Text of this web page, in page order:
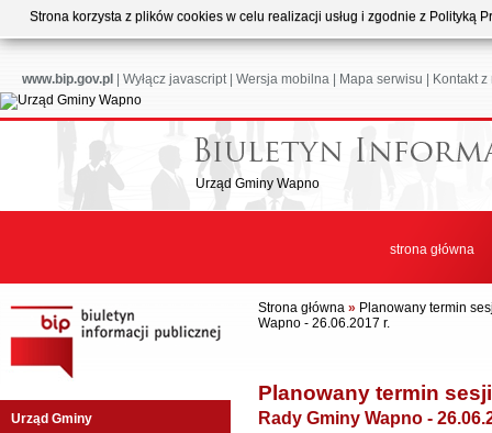
Strona korzysta z plików cookies w celu realizacji usług i zgodnie z
www.bip.gov.pl Wyłącz javascript| Wersja mobilna Mapa serwisu Kontakt
Urząd Gminy Wapno
strona główna
Urząd Gminy
Strona główna » Planowany termin
Wapno - 26.06.2017 r.
Planowany termin
Rady Gminy Wapno -